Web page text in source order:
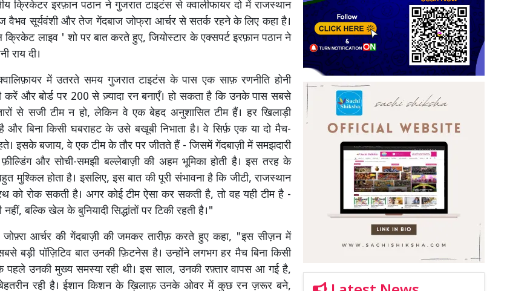
क्रिकेटर इरफ़ान पठान ने गुजरात टाइटंस से क्वालीफायर दो में राजस्थान
वैभव सूर्यवंशी और तेज गेंदबाज जोफ्रा आर्चर से सतर्क रहने के लिए कहा है।
लाइव ' शो पर बात करते हुए, जियोस्टार के एक्सपर्ट इरफ़ान पठान ने
राय दी।
में उतरते समय गुजरात टाइटंस के पास एक साफ़ रणनीति होनी
करें और बोर्ड पर 200 से ज़्यादा रन बनाएँ। हो सकता है कि उनके पास सबसे
से सजी टीम न हो, लेकिन वे एक बेहद अनुशासित टीम हैं। हर खिलाड़ी
और बिना किसी घबराहट के उसे बखूबी निभाता है। वे सिर्फ़ एक या दो मैच-
रहते। इसके बजाय, वे एक टीम के तौर पर जीतते हैं - जिसमें गेंदबाज़ी में समझदारी
और सोची-समझी बल्लेबाज़ी की अहम भूमिका होती है। इस तरह के
मुश्किल होता है। इसलिए, इस बात की पूरी संभावना है कि जीटी, राजस्थान
को रोक सकती है। अगर कोई टीम ऐसा कर सकती है, तो वह यही टीम है -
बल्कि खेल के बुनियादी सिद्धांतों पर टिकी रहती है।"
जोफ़्रा आर्चर की गेंदबाज़ी की जमकर तारीफ़ करते हुए कहा, "इस सीज़न में
बड़ी पॉज़िटिव बात उनकी फ़िटनेस है। उन्होंने लगभग हर मैच बिना किसी
उनकी मुख्य समस्या रही थी। इस साल, उनकी रफ़्तार वापस आ गई है,
रही है। ईशान किशन के ख़िलाफ़ उनके ओवर में कुछ रन ज़रूर बने,